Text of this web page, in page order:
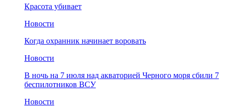
Красота убивает
Новости
Когда охранник начинает воровать
Новости
В ночь на 7 июля над акваторией Черного моря сбили 7
беспилотников ВСУ
Новости